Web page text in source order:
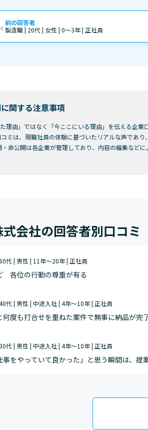
前の回答者
製造職 | 20代 | 女性 | 0～3年 | 正社員
関する注意事項
理由」ではなく「今ここにいる理由」を伝える企業
ミは、現職社員の体験に基づいたリアルな声であ
非公開は各企業が管理しており、内容の編集などに
会社の回答者別口コミ
代 | 男性 | 11年～20年 | 正社員
各位の行動の尊重が有る
代 | 男性 | 中途入社 | 4年～10年 | 正社員
何度も打合せを重ねた案件で無事に納品が完
代 | 男性 | 中途入社 | 4年～10年 | 正社員
事をやっていて良かった」と思う瞬間は、